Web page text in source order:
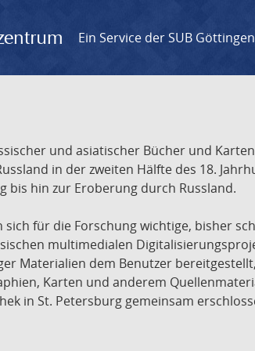
Ein Service der SUB Göttingen
und asiatischer Bücher und
in der zweiten Hälfte des 18.
bis hin zur Eroberung durch Russland.
für die Forschung wichtige, bisher
multimedialen
Materialien dem Benutzer
Karten und anderem
in St. Petersburg gemeinsam